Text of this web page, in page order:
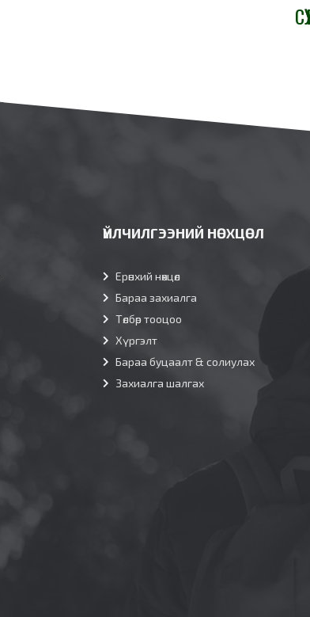
ҮЙЛЧИЛГЭЭНИЙ НӨХЦӨЛ
Ерөнхий нөхцөл
Бараа захиалга
Төлбөр тооцоо
Хүргэлт
Бараа буцаалт & солиулах
Захиалга шалгах